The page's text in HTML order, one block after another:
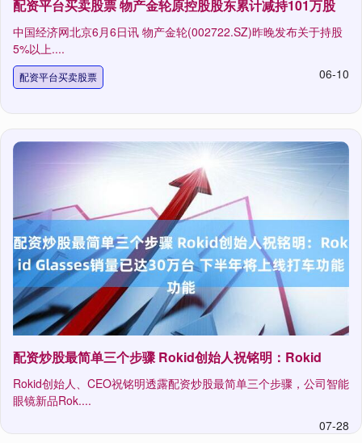
配资平台买卖股票 物产金轮原控股股东累计减持101万股
中国经济网北京6月6日讯 物产金轮(002722.SZ)昨晚发布关于持股
5%以上....
配资平台买卖股票 06-10
配资炒股最简单三个步骤 Rokid创始人祝铭明：Rokid
Rokid创始人、CEO祝铭明透露配资炒股最简单三个步骤，公司智能
眼镜新品Rok....
07-28